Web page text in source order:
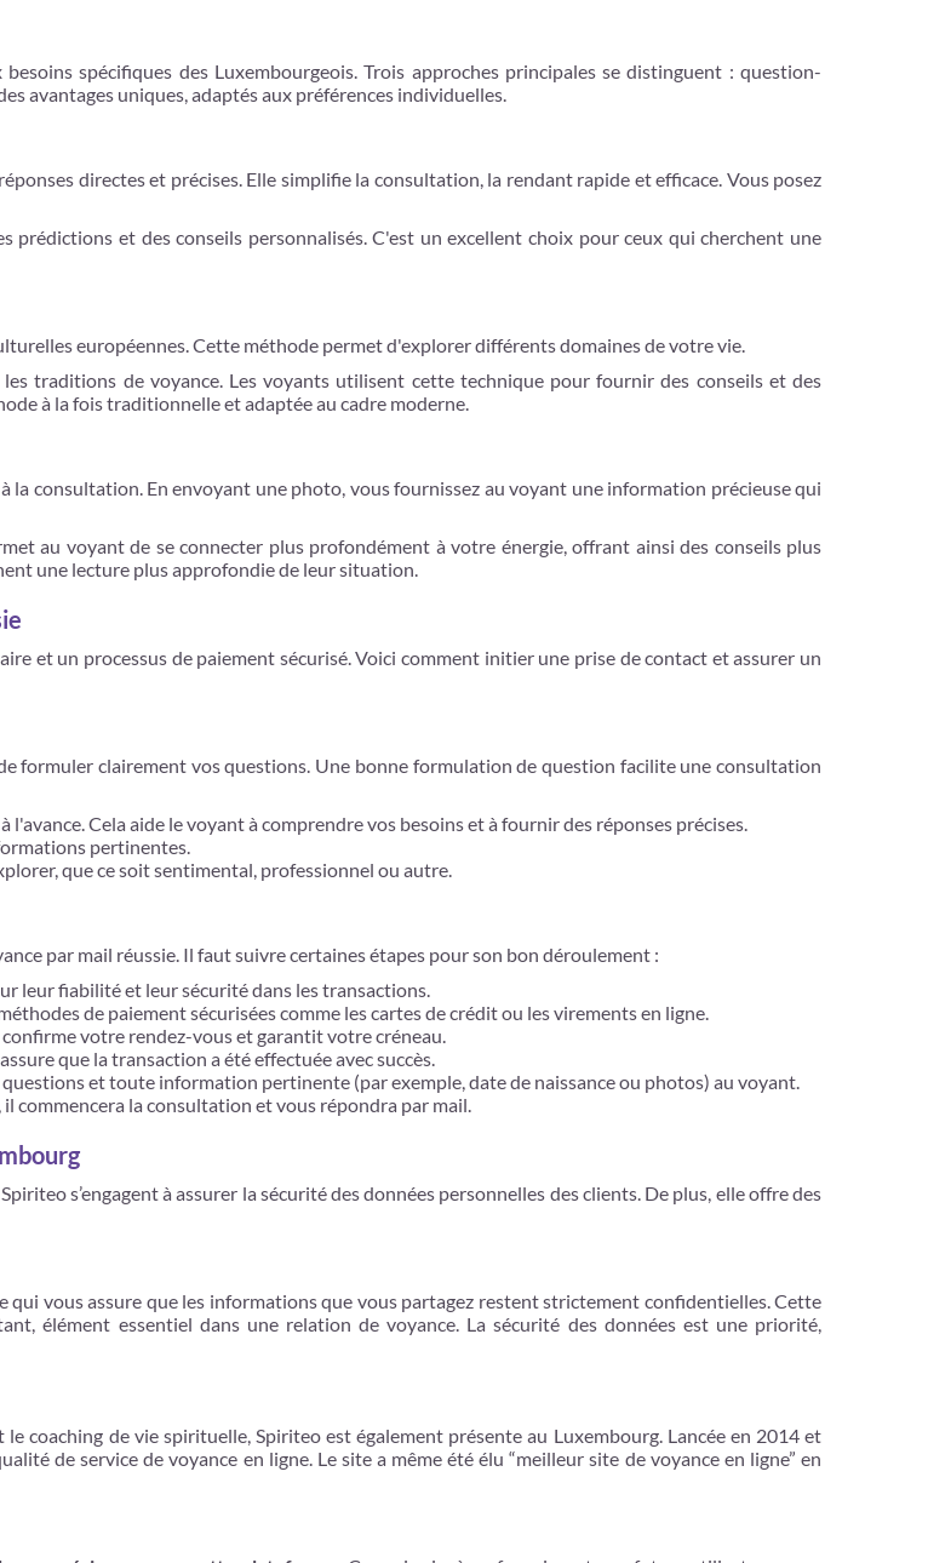
spécifiques des Luxembourgeois. Trois approches principales se distinguent : question-
avantages uniques, adaptés aux préférences individuelles.
directes et précises. Elle simplifie la consultation, la rendant rapide et efficace. Vous posez
et des conseils personnalisés. C'est un excellent choix pour ceux qui cherchent une
européennes. Cette méthode permet d'explorer différents domaines de votre vie.
traditions de voyance. Les voyants utilisent cette technique pour fournir des conseils et des
à la fois traditionnelle et adaptée au cadre moderne.
la consultation. En envoyant une photo, vous fournissez au voyant une information précieuse qui
au voyant de se connecter plus profondément à votre énergie, offrant ainsi des conseils plus
une lecture plus approfondie de leur situation.
et un processus de paiement sécurisé. Voici comment initier une prise de contact et assurer un
formuler clairement vos questions. Une bonne formulation de question facilite une consultation
Cela aide le voyant à comprendre vos besoins et à fournir des réponses précises.
pertinentes.
que ce soit sentimental, professionnel ou autre.
par mail réussie. Il faut suivre certaines étapes pour son bon déroulement :
leur fiabilité et leur sécurité dans les transactions.
de paiement sécurisées comme les cartes de crédit ou les virements en ligne.
votre rendez-vous et garantit votre créneau.
que la transaction a été effectuée avec succès.
et toute information pertinente (par exemple, date de naissance ou photos) au voyant.
commencera la consultation et vous répondra par mail.
s’engagent à assurer la sécurité des données personnelles des clients. De plus, elle offre des
qui vous assure que les informations que vous partagez restent strictement confidentielles. Cette
élément essentiel dans une relation de voyance. La sécurité des données est une priorité,
coaching de vie spirituelle, Spiriteo est également présente au Luxembourg. Lancée en 2014 et
de service de voyance en ligne. Le site a même été élu “meilleur site de voyance en ligne” en